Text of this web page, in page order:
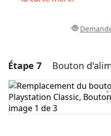
Ajouter
Ajouter un
Étape 7 Bouton